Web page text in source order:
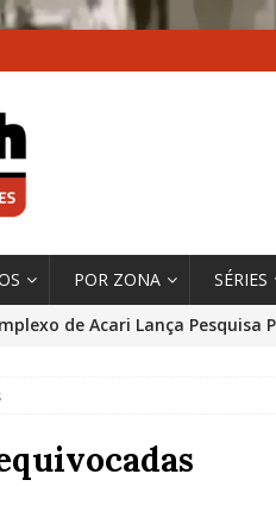
POR ZONA SÉRIES
de Acari Lança Pesquisa
Contexto da Ultrapassagem
Fogo que Impulsionam a
Autora Coordenadora